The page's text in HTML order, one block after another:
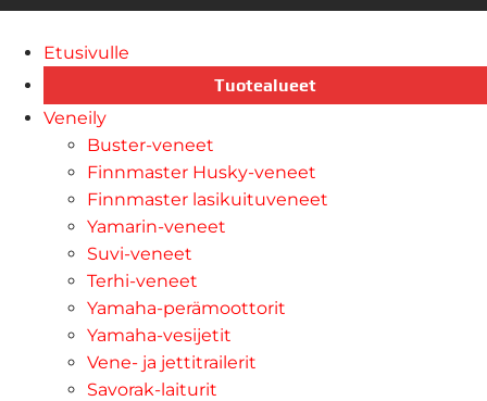
Etusivulle
Tuotealueet
Veneily
Buster-veneet
Finnmaster Husky-veneet
Finnmaster lasikuituveneet
Yamarin-veneet
Suvi-veneet
Terhi-veneet
Yamaha-perämoottorit
Yamaha-vesijetit
Vene- ja jettitrailerit
Savorak-laiturit